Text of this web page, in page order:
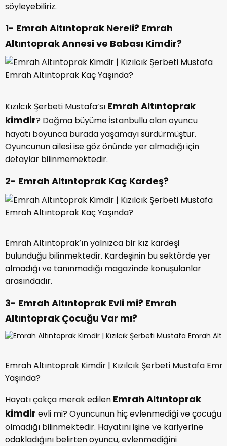
söyleyebiliriz.
1- Emrah Altıntoprak Nereli? Emrah
Altıntoprak Annesi ve Babası Kimdir?
Kızılcık Şerbeti Mustafa’sı Emrah Altıntoprak
kimdir? Doğma büyüme İstanbullu olan oyuncu
hayatı boyunca burada yaşamayı sürdürmüştür.
Oyuncunun ailesi ise göz önünde yer almadığı için
detaylar bilinmemektedir.
2- Emrah Altıntoprak Kaç Kardeş?
Emrah Altıntoprak’ın yalnızca bir kız kardeşi
bulunduğu bilinmektedir. Kardeşinin bu sektörde yer
almadığı ve tanınmadığı magazinde konuşulanlar
arasındadır.
3- Emrah Altıntoprak Evli mi? Emrah
Altıntoprak Çocuğu Var mı?
Emrah Altıntoprak Kimdir | Kızılcık Şerbeti Mustafa
Yaşında?
Hayatı çokça merak edilen Emrah Altıntoprak
kimdir evli mi? Oyuncunun hiç evlenmediği ve çocuğu
olmadığı bilinmektedir. Hayatını işine ve kariyerine
odakladığını belirten oyuncu, evlenmediğini